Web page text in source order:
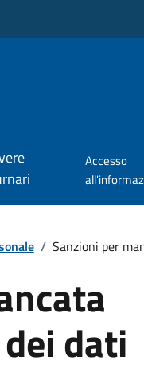
Accesso
/ Sanzioni per
dati